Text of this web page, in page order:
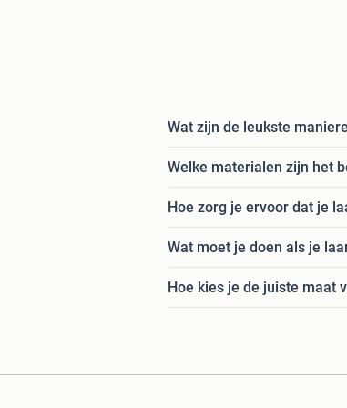
Wat zijn de leukste
Welke materialen zijn het
Hoe zorg je ervoor dat je
Wat moet je doen als je
Hoe kies je de juiste maat